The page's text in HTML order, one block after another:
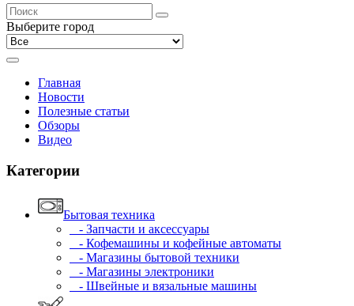
Выберите город
Главная
Новости
Полезные статьи
Обзоры
Видео
Категории
Бытовая техника
- Запчасти и аксессуары
- Кофемашины и кофейные автоматы
- Магазины бытовой техники
- Магазины электроники
- Швейные и вязальные машины